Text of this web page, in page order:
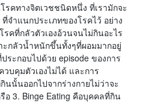
รคทางจิตเวชชนิดหนึ่ง ที่เรามักจะ
จำแนกประเภทของโรคไว้ อย่าง
รคที่กลัวตัวเองอ้วนจนไม่กินอะไร
ะกลัวน้ำหนักขึ้นทั้งๆที่ผอมมากอยู่
ระกอบไปด้วย episode ของการ
บคุมตัวเองไม่ได้ และการ
นนั้นออกไปจากร่างกายไม่ว่าจะ
อ 3. Binge Eating คือบุคคลที่กิน